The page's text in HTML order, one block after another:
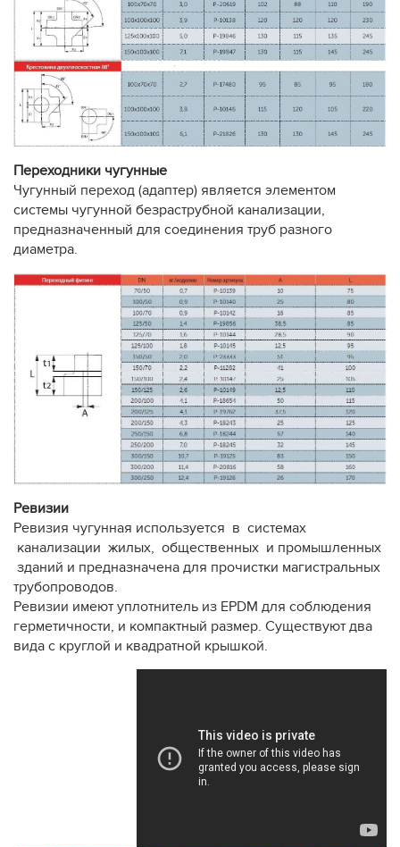
Переходники чугунные
Чугунный переход (адаптер) является элементом
системы чугунной безраструбной канализации,
предназначенный для соединения труб разного
диаметра.
Ревизии
Ревизия чугунная используется в системах
канализации жилых, общественных и промышленных
зданий и предназначена для прочистки магистральных
трубопроводов.
Ревизии имеют уплотнитель из EPDM для соблюдения
герметичности, и компактный размер. Существуют два
вида с круглой и квадратной крышкой.